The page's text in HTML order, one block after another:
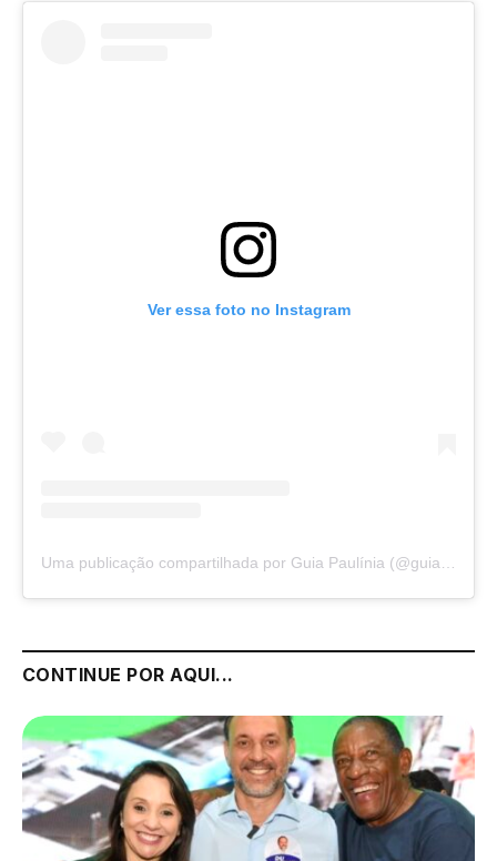
Ver essa foto no Instagram
Uma publicação compartilhada por Guia Paulínia (@guiapaulinia)
CONTINUE POR AQUI...